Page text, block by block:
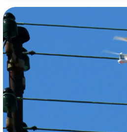
centre-
facile